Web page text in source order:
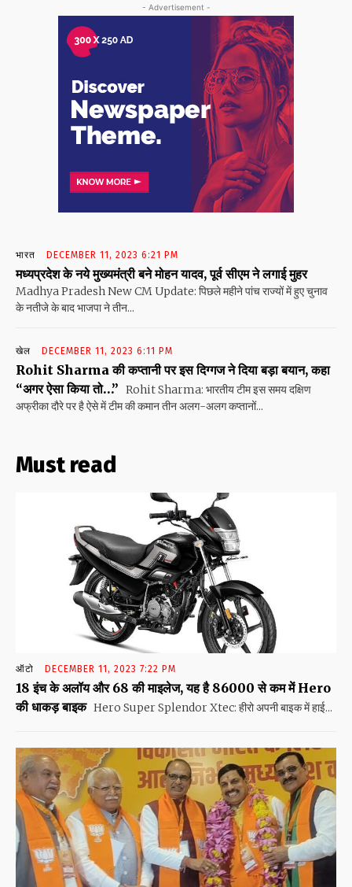
- Advertisement -
भारत DECEMBER 11, 2023 6:21 PM
मध्यप्रदेश के नये मुख्यमंत्री बने मोहन यादव, पूर्व सीएम ने लगाई मुहर
Madhya Pradesh New CM Update: पिछले महीने पांच राज्यों में हुए चुनाव
के नतीजे के बाद भाजपा ने तीन...
खेल DECEMBER 11, 2023 6:11 PM
Rohit Sharma की कप्तानी पर इस दिग्गज ने दिया बड़ा बयान, कहा
“अगर ऐसा किया तो…” Rohit Sharma: भारतीय टीम इस समय दक्षिण
अफ्रीका दौरे पर है ऐसे में टीम की कमान तीन अलग-अलग कप्तानों...
Must read
ऑटो DECEMBER 11, 2023 7:22 PM
18 इंच के अलॉय और 68 की माइलेज, यह है 86000 से कम में Hero
की धाकड़ बाइक Hero Super Splendor Xtec: हीरो अपनी बाइक में हाई...